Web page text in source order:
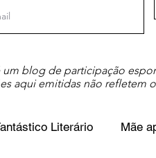
um blog de participação
aqui emitidas não refletem
Literário Mãe